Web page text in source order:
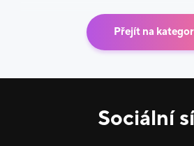
specializovaných prodejců,
pojištění a dalších
Přejít na
Sociální